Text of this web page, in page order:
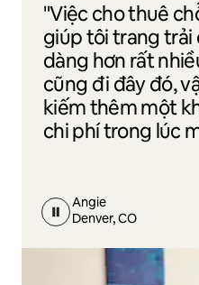
"Việc cho thuê
giúp tôi trang trải
dàng hơn rất
cũng đi đây đó,
kiếm thêm một
chi phí trong lúc
Angie
Denver, CO